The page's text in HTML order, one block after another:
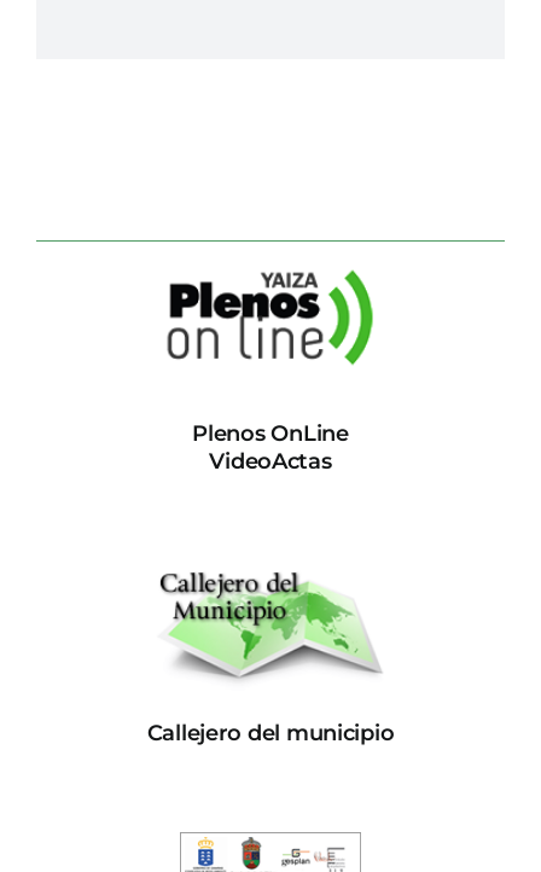
Plenos OnLine
VideoActas
Callejero del municipio